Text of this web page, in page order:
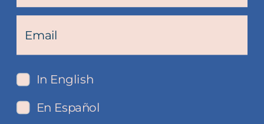
In English
En Español